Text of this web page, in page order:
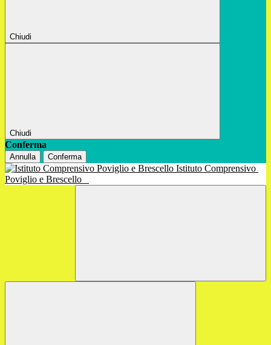
Chiudi
Chiudi
Conferma
Annulla Conferma
Istituto Comprensivo
Poviglio e Brescello